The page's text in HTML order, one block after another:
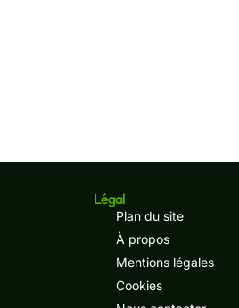
Légal
Plan du site
À propos
Mentions légales
Cookies